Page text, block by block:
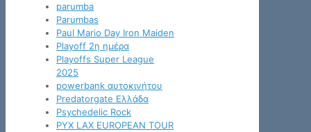
parumba
Parumbas
Paul Mario Day Iron Maiden
Playoff 2η ημέρα
Playoffs Super League
2025
powerbank αυτοκινήτου
Predatorgate Ελλάδα
Psychedelic Rock
PYX LAX EUROPEAN TOUR